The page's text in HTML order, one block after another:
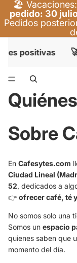
🏖️
pedido: 30
Pedidos
positivas
Sobre
En Cafesytes.com
Ciudad Lineal
52, dedicados a
👉 ofrecer café, té
No somos solo una
Somos un espacio
quienes saben que
momento del día.